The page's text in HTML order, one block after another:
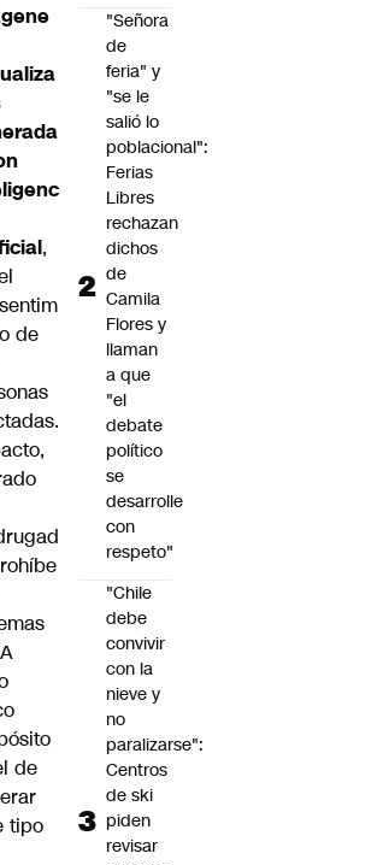
,
de
de
tipo
"Señora
de
feria" y
"se le
salió lo
poblacional":
Ferias
Libres
rechazan
dichos
de
Camila
Flores y
llaman
a que
"el
debate
político
se
desarrolle
con
respeto"
"Chile
debe
convivir
con la
nieve y
no
paralizarse":
Centros
de ski
piden
revisar